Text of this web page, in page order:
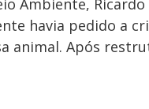
o
s Ambiente,
havia pedido a
animal. Após